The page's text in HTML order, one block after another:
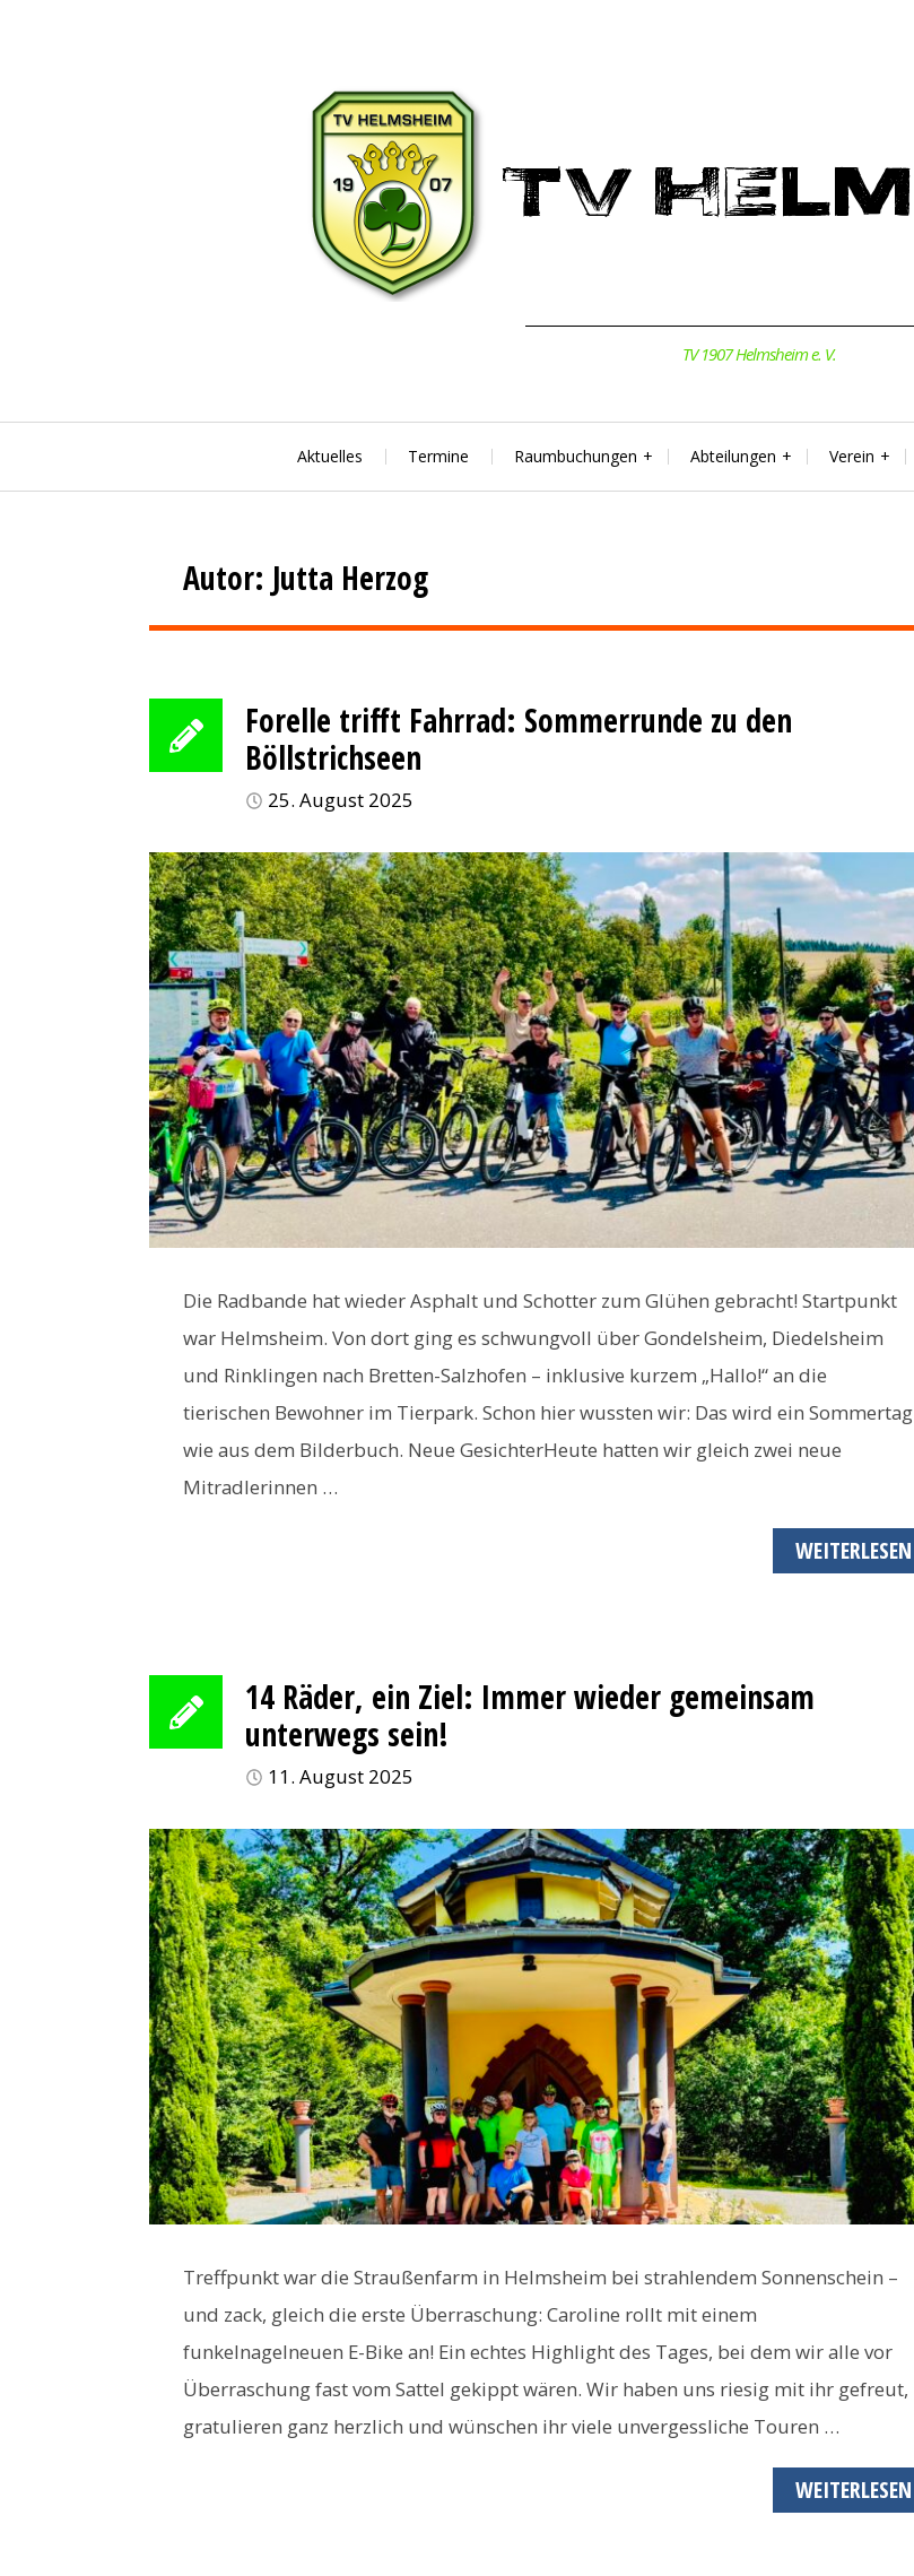
TV 1907 Helmsheim e. V.
Aktuelles Termine Raumbuchungen Abteilungen Verein
Autor: Jutta Herzog
Forelle trifft Fahrrad: Sommerrunde zu den
Böllstrichseen
25. August 2025
Die Radbande hat wieder Asphalt und Schotter zum Glühen gebracht! Startpunkt
war Helmsheim. Von dort ging es schwungvoll über Gondelsheim, Diedelsheim
und Rinklingen nach Bretten-Salzhofen – inklusive kurzem „Hallo!“ an die
tierischen Bewohner im Tierpark. Schon hier wussten wir: Das wird ein Sommertag
wie aus dem Bilderbuch. Neue GesichterHeute hatten wir gleich zwei neue
Mitradlerinnen …
WEITERLESEN
14 Räder, ein Ziel: Immer wieder gemeinsam
unterwegs sein!
11. August 2025
Treffpunkt war die Straußenfarm in Helmsheim bei strahlendem Sonnenschein –
und zack, gleich die erste Überraschung: Caroline rollt mit einem
funkelnagelneuen E-Bike an! Ein echtes Highlight des Tages, bei dem wir alle vor
Überraschung fast vom Sattel gekippt wären. Wir haben uns riesig mit ihr gefreut,
gratulieren ganz herzlich und wünschen ihr viele unvergessliche Touren …
WEITERLESEN